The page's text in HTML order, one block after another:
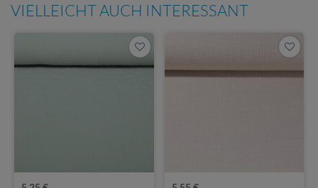
VIELLEICHT AUCH INTERESSANT